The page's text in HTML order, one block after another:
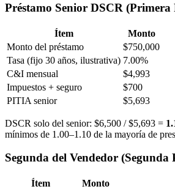
Préstamo Senior DSCR (Primera
Ítem
Monto
Monto del préstamo
$750,000
Tasa (fijo 30 años, ilustrativa) 7.00%
C&I mensual
$4,993
Impuestos + seguro
$700
PITIA senior
$5,693
DSCR solo del senior: $6,500 / $5,693 =
mínimos de 1.00–1.10 de la mayoría de
Segunda del Vendedor (Segunda
Ítem
Monto